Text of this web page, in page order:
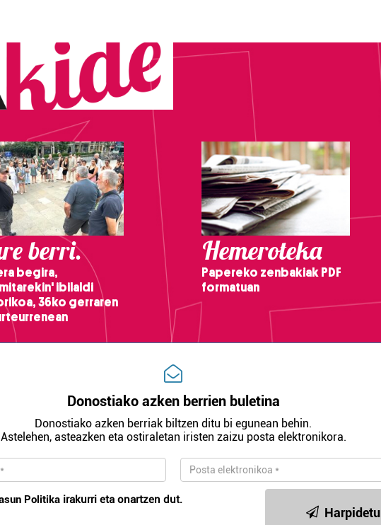
berri.
begira,
ibilaldi
36ko gerraren
Hemeroteka
Papereko zenbakiak PDF
formatuan
Donostiako azken berrien buletina
Donostiako azken berriak biltzen ditu bi egunean behin.
Astelehen, asteazken eta ostiraletan iristen zaizu posta elektronikora.
Politika irakurri eta onartzen dut.
Harpidetu